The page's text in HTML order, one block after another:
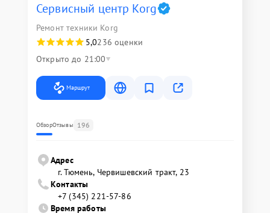
Сервисный центр Korg
Ремонт техники Korg
5,0236 оценки
Открыто до 21:00
Маршрут
ОбзорОтзывы 196
Адрес
г. Тюмень, ​Червишевский тракт, 23
Контакты
+7 (345) 221-57-86
Время работы